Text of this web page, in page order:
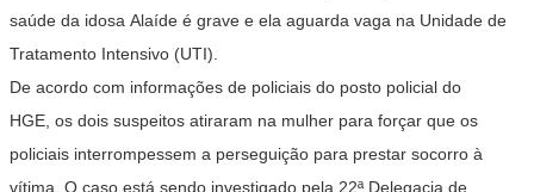
saúde da idosa Alaíde é grave e ela aguarda vaga na Unidade de
Tratamento Intensivo (UTI).
De acordo com informações de policiais do posto policial do
HGE, os dois suspeitos atiraram na mulher para forçar que os
policiais interrompessem a perseguição para prestar socorro à
vítima. O caso está sendo investigado pela 22ª Delegacia de